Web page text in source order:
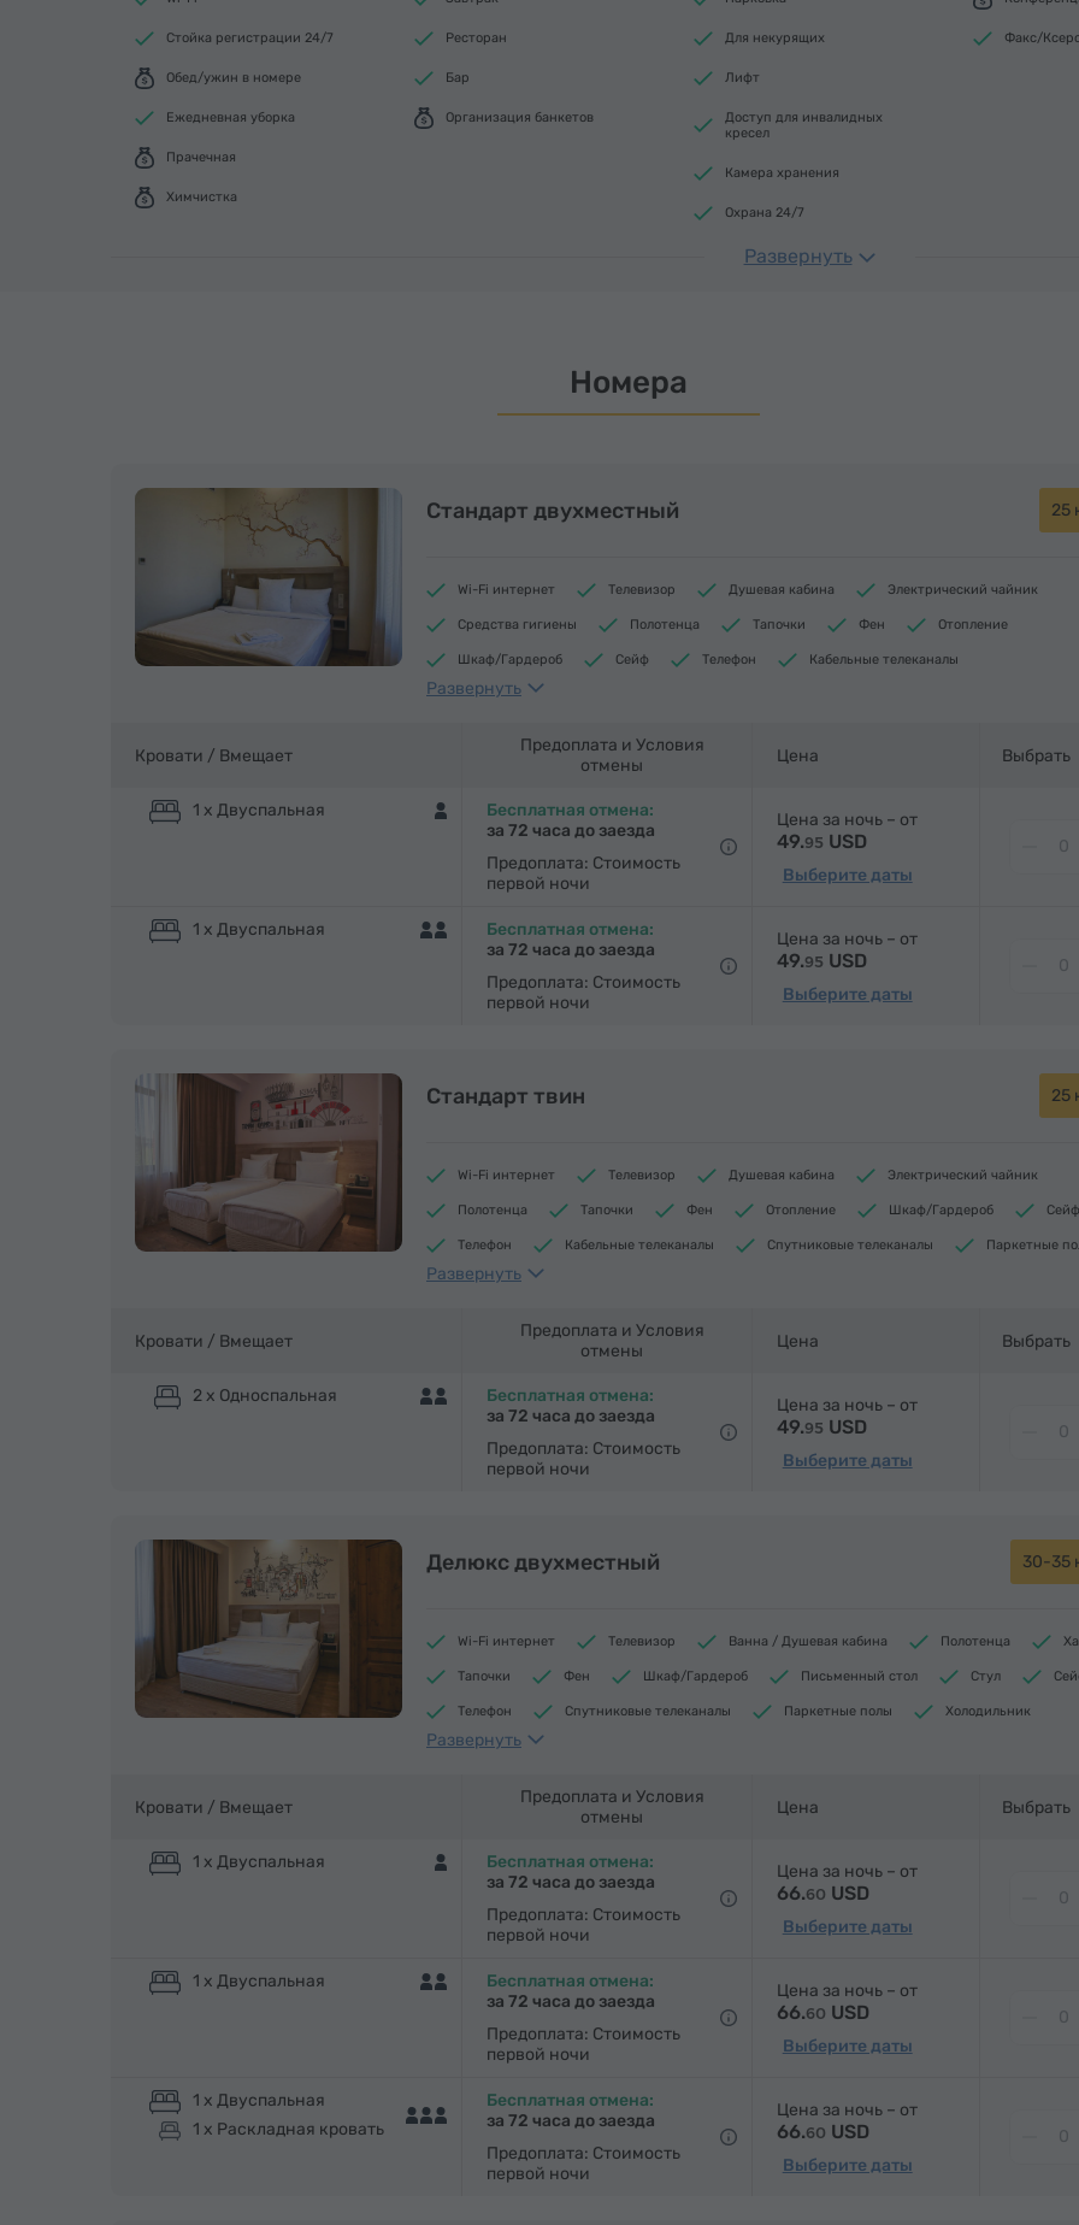
Стойка регистрации 24/7
Обед/ужин в номере
Ежедневная уборка
Прачечная
Химчистка
Ресторан
Бар
Организация банкетов
Для некурящих
Лифт
Доступ для инвалидных
кресел
Камера хранения
Охрана 24/7
Факс/
Развернуть
Номера
Стандарт двухместный 25
Wi-Fi интернет Телевизор Душевая кабина Электрический чайник
Средства гигиены Полотенца Тапочки Фен Отопление
Шкаф/Гардероб Сейф Телефон Кабельные телеканалы
Паркетные полы
Развернуть
Кровати / Вмещает
Предоплата и Условия
отмены
Цена Выбрать
1 x Двуспальная
Бесплатная отмена:
за 72 часа до заезда
Предоплата: Стоимость
первой ночи
Цена за ночь – от
49.95 USD
Выберите даты
1 x Двуспальная
Бесплатная отмена:
за 72 часа до заезда
Предоплата: Стоимость
первой ночи
Цена за ночь – от
49.95 USD
Выберите даты
Стандарт твин 25
Wi-Fi интернет Телевизор Душевая кабина Электрический чайник
Полотенца Тапочки Фен Отопление Шкаф/Гардероб Сейф
Телефон Кабельные телеканалы Спутниковые телеканалы Паркетные
Холодильник
Развернуть
Кровати / Вмещает
Предоплата и Условия
отмены
Цена Выбрать
2 x Односпальная
Бесплатная отмена:
за 72 часа до заезда
Предоплата: Стоимость
первой ночи
Цена за ночь – от
49.95 USD
Выберите даты
Делюкс двухместный 30-35
Wi-Fi интернет Телевизор Ванна / Душевая кабина Полотенца
Тапочки Фен Шкаф/Гардероб Письменный стол Стул
Телефон Спутниковые телеканалы Паркетные полы Холодильник
Бутилировання вода
Развернуть
Кровати / Вмещает
Предоплата и Условия
отмены
Цена Выбрать
1 x Двуспальная
Бесплатная отмена:
за 72 часа до заезда
Предоплата: Стоимость
первой ночи
Цена за ночь – от
66.60 USD
Выберите даты
1 x Двуспальная
Бесплатная отмена:
за 72 часа до заезда
Предоплата: Стоимость
первой ночи
Цена за ночь – от
66.60 USD
Выберите даты
1 x Двуспальная
1 x Раскладная кровать
Бесплатная отмена:
за 72 часа до заезда
Предоплата: Стоимость
первой ночи
Цена за ночь – от
66.60 USD
Выберите даты